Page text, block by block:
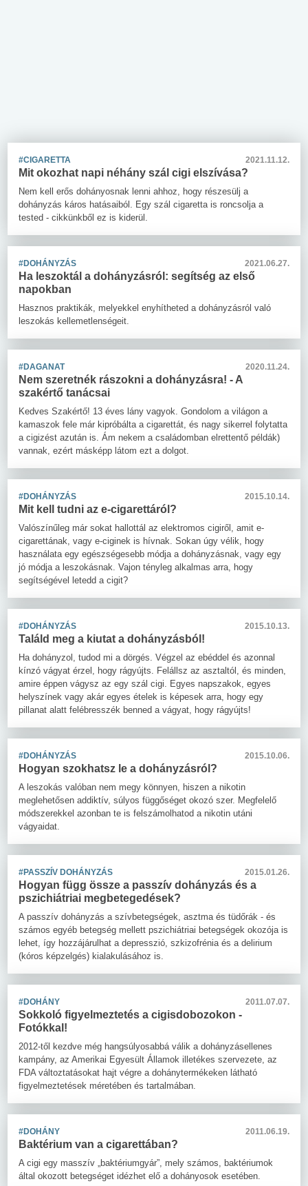
#CIGARETTA 2021.11.12.
Mit okozhat napi néhány szál cigi elszívása?
Nem kell erős dohányosnak lenni ahhoz, hogy részesülj a
dohányzás káros hatásaiból. Egy szál cigaretta is roncsolja a
tested - cikkünkből ez is kiderül.
#DOHÁNYZÁS 2021.06.27.
Ha leszoktál a dohányzásról: segítség az első
napokban
Hasznos praktikák, melyekkel enyhítheted a dohányzásról való
leszokás kellemetlenségeit.
#DAGANAT 2020.11.24.
Nem szeretnék rászokni a dohányzásra! - A
szakértő tanácsai
Kedves Szakértő! 13 éves lány vagyok. Gondolom a világon a
kamaszok fele már kipróbálta a cigarettát, és nagy sikerrel folytatta
a cigizést azután is. Ám nekem a családomban elrettentő példák)
vannak, ezért másképp látom ezt a dolgot.
#DOHÁNYZÁS 2015.10.14.
Mit kell tudni az e-cigarettáról?
Valószínűleg már sokat hallottál az elektromos cigiről, amit e-
cigarettának, vagy e-ciginek is hívnak. Sokan úgy vélik, hogy
használata egy egészségesebb módja a dohányzásnak, vagy egy
jó módja a leszokásnak. Vajon tényleg alkalmas arra, hogy
segítségével letedd a cigit?
#DOHÁNYZÁS 2015.10.13.
Találd meg a kiutat a dohányzásból!
Ha dohányzol, tudod mi a dörgés. Végzel az ebéddel és azonnal
kínzó vágyat érzel, hogy rágyújts. Felállsz az asztaltól, és minden,
amire éppen vágysz az egy szál cigi. Egyes napszakok, egyes
helyszínek vagy akár egyes ételek is képesek arra, hogy egy
pillanat alatt felébresszék benned a vágyat, hogy rágyújts!
#DOHÁNYZÁS 2015.10.06.
Hogyan szokhatsz le a dohányzásról?
A leszokás valóban nem megy könnyen, hiszen a nikotin
meglehetősen addiktív, súlyos függőséget okozó szer. Megfelelő
módszerekkel azonban te is felszámolhatod a nikotin utáni
vágyaidat.
#PASSZÍV DOHÁNYZÁS 2015.01.26.
Hogyan függ össze a passzív dohányzás és a
pszichiátriai megbetegedések?
A passzív dohányzás a szívbetegségek, asztma és tüdőrák - és
számos egyéb betegség mellett pszichiátriai betegségek okozója is
lehet, így hozzájárulhat a depresszió, szkizofrénia és a delirium
(kóros képzelgés) kialakulásához is.
#DOHÁNY 2011.07.07.
Sokkoló figyelmeztetés a cigisdobozokon -
Fotókkal!
2012-től kezdve még hangsúlyosabbá válik a dohányzásellenes
kampány, az Amerikai Egyesült Államok illetékes szervezete, az
FDA változtatásokat hajt végre a dohánytermékeken látható
figyelmeztetések méretében és tartalmában.
#DOHÁNY 2011.06.19.
Baktérium van a cigarettában?
A cigi egy masszív „baktériumgyár”, mely számos, baktériumok
által okozott betegséget idézhet elő a dohányosok esetében.